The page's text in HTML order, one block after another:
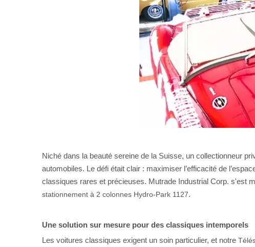
Niché dans la beauté sereine de la Suisse, un collectionneur
automobiles. Le défi était clair : maximiser l’efficacité de
classiques rares et précieuses. Mutrade Industrial Corp. s'est
stationnement à 2 colonnes Hydro-Park 1127.
Une solution sur mesure pour des classiques intemporels
Les voitures classiques exigent un soin particulier, et notre